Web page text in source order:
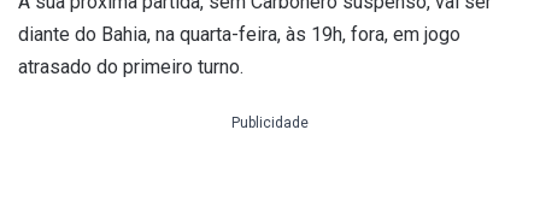
diante do Bahia, na quarta-feira, às 19h, fora, em jogo
atrasado do primeiro turno.
Publicidade